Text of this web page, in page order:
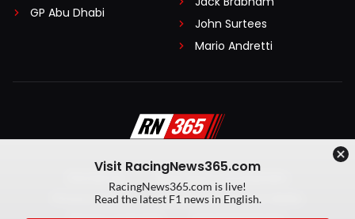
GP Abu Dhabi
John Surtees
Mario Andretti
Algemene voorwaarden
Privacy Policy
Created by On Your Marks
Visit RacingNews365.com
RacingNews365.com is live!
Read the latest F1 news in English.